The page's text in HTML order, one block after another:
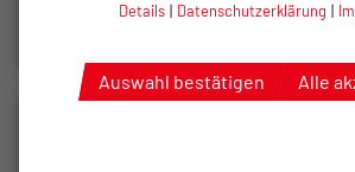
Details | Datenschutzerklärung |
Auswahl bestätigen Alle